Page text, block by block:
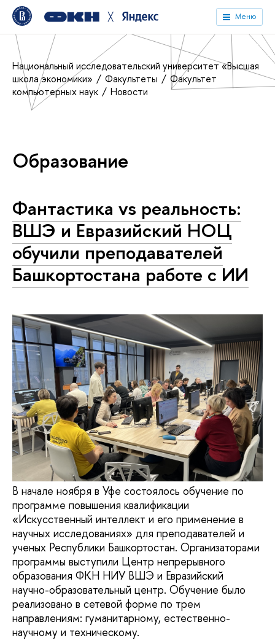
╳ Меню
Национальный исследовательский университет «Высшая
школа экономики»
Факультеты
Факультет
компьютерных наук
Новости
Образование
Фантастика vs реальность:
ВШЭ и Евразийский НОЦ
обучили преподавателей
Башкортостана работе с ИИ
В начале ноября в Уфе состоялось обучение по
программе повышения квалификации
«Искусственный интеллект и его применение в
научных исследованиях» для преподавателей и
ученых Республики Башкортостан. Организаторами
программы выступили Центр непрерывного
образования ФКН НИУ ВШЭ и Евразийский
научно-образовательный центр. Обучение было
реализовано в сетевой форме по трем
направлениям: гуманитарному, естественно-
научному и техническому.